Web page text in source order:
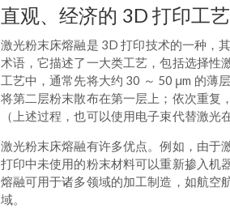
直观、经济的 3D 打印工艺
激光粉末床熔融是 3D 打印技术的一种，
术语，它描述了一大类工艺，包括选择性
工艺中，通常先将大约 30 ～ 50 μm 的薄
将第二层粉末散布在第一层上；依次重复
（上述过程，也可以使用电子束代替激光
激光粉末床熔融有许多优点。例如，由于
打印中未使用的粉末材料可以重新掺入机
熔融可用于诸多领域的加工制造，如航空
域。